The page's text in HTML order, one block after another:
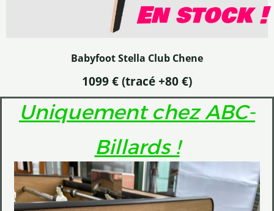
En stock !
Babyfoot Stella Club Chene
1099 €(tracé +80 €)
Uniquement chez ABC-
Billards !